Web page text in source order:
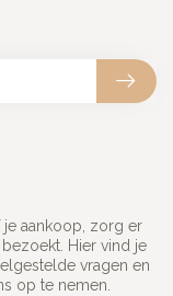
aankoop, zorg er
Hier vind je
vragen en
op te nemen.